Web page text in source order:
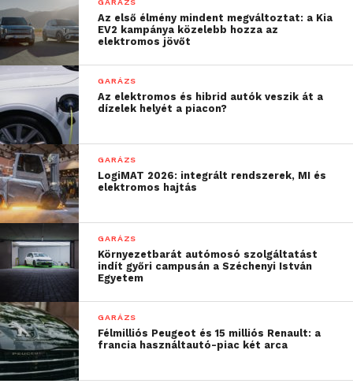
További friss híreket talál aTechnokratafőoldalán!
Csatlakozzon hozzánk aFacebookonis!
Az első élmény mindent megváltoztat: a Kia
EV2 kampánya közelebb hozza az
elektromos jövőt
GARÁZS
Az elektromos és hibrid autók veszik át a
dízelek helyét a piacon?
GARÁZS
LogiMAT 2026: integrált rendszerek, MI és
elektromos hajtás
GARÁZS
Környezetbarát autómosó szolgáltatást
indít győri campusán a Széchenyi István
Egyetem
GARÁZS
Félmilliós Peugeot és 15 milliós Renault: a
francia használtautó-piac két arca